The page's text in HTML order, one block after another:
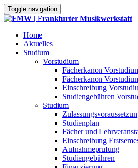
Toggle navigation
Home
Aktuelles
Studium
Vorstudium
Fächerkanon
Fächerkanon
Einschreibung
Studiengebühren
Studium
Studienplan
Fächer und
Einschreibung
Aufnahmeprüfung
Studiengebühren